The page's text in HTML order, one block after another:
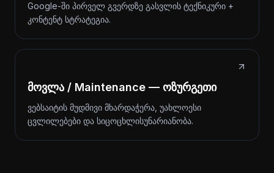
Google-ში პირველ გვერდზე გასვლის ტექნიკური +
კონტენტ სტრატეგია.
მოვლა / Maintenance — ოზურგეთი
ვებსაიტის მუდმივი მხარდაჭერა, უახლოესი
ცვლილებები და სიცოცხლისუნარიანობა.